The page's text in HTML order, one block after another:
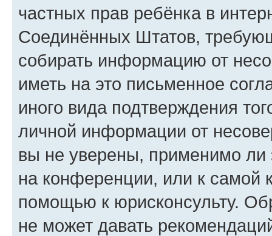
частных прав ребёнка в
Соединённых Штатов,
собирать информацию от
иметь на это письменное
иного вида подтверждения
личной информации от
вы не уверены, применимо ли
на конференции, или к самой
помощью к юрисконсульту.
не может давать